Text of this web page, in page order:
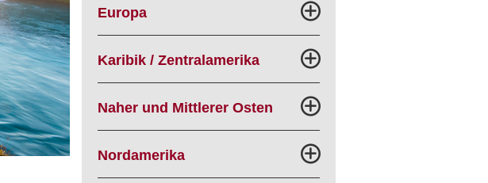
Europa
Karibik / Zentralamerika
Naher und Mittlerer Osten
Nordamerika